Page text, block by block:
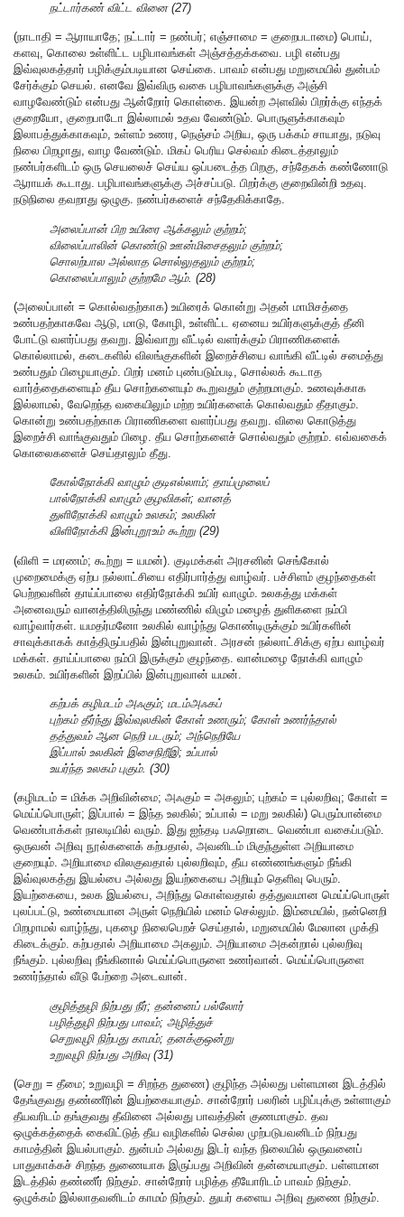
நட்டார்கண் விட்ட வினை (27)
(நாடாதி = ஆராயாதே; நட்டார் = நண்பர்; எஞ்சாமை = குறைபடாமை) பொய்,
களவு, கொலை உள்ளிட்ட பழிபாவங்கள் அஞ்சத்தக்கவை. பழி என்பது
இவ்வுலகத்தார் பழிக்கும்படியான செய்கை. பாவம் என்பது மறுமையில் துன்பம்
சேர்க்கும் செயல். எனவே இவ்விரு வகை பழிபாவங்களுக்கு அஞ்சி
வாழவேண்டும் என்பது ஆன்றோர் கொள்கை. இயன்ற அளவில் பிறர்க்கு எந்தக்
குறையோ, குறைபாடோ இல்லாமல் உதவ வேண்டும். பொருளுக்காகவும்
இலாபத்துக்காகவும், உள்ளம் உணர, நெஞ்சம் அறிய, ஒரு பக்கம் சாயாது, நடுவு
நிலை பிறழாது, வாழ வேண்டும். மிகப் பெரிய செல்வம் கிடைத்தாலும்
நண்பர்களிடம் ஒரு செயலைச் செய்ய ஒப்படைத்த பிறகு, சந்தேகக் கண்ணோடு
ஆராயக் கூடாது. பழிபாவங்களுக்கு அச்சப்படு. பிறர்க்கு குறைவின்றி உதவு.
நடுநிலை தவறாது ஒழுகு. நண்பர்களைச் சந்தேகிக்காதே.
அலைப்பான் பிற உயிரை ஆக்கலும் குற்றம்;
விலைப்பாலின் கொண்டு ஊன்மிசைதலும் குற்றம்;
சொலற்பால அல்லாத சொல்லுதலும் குற்றம்;
கொலைப்பாலும் குற்றமே ஆம். (28)
(அலைப்பான் = கொல்வதற்காக) உயிரைக் கொன்று அதன் மாமிசத்தை
உண்பதற்காகவே ஆடு, மாடு, கோழி, உள்ளிட்ட ஏனைய உயிர்களுக்குத் தீனி
போட்டு வளர்ப்பது தவறு. இவ்வாறு வீட்டில் வளர்க்கும் பிராணிகளைக்
கொல்லாமல், கடைகளில் விலங்குகளின் இறைச்சியை வாங்கி வீட்டில் சமைத்து
உண்பதும் பிழையாகும். பிறர் மனம் புண்படும்படி, சொல்லக் கூடாத
வார்த்தைகளையும் தீய சொற்களையும் கூறுவதும் குற்றமாகும். உணவுக்காக
இல்லாமல், வேறெந்த வகையிலும் மற்ற உயிர்களைக் கொல்வதும் தீதாகும்.
கொன்று உண்பதற்காக பிராணிகளை வளர்ப்பது தவறு. விலை கொடுத்து
இறைச்சி வாங்குவதும் பிழை. தீய சொற்களைச் சொல்வதும் குற்றம். எவ்வகைக்
கொலைகளைச் செய்தாலும் தீது.
கோல்நோக்கி வாழும் குடிஎல்லாம்; தாய்முலைப்
பால்நோக்கி வாழும் குழவிகள்; வானத்
துளிநோக்கி வாழும் உலகம்; உலகின்
விளிநோக்கி இன்புறூஉம் கூற்று (29)
(விளி = மரணம்; கூற்று = யமன்). குடிமக்கள் அரசனின் செங்கோல்
முறைமைக்கு ஏற்ப நல்லாட்சியை எதிர்பார்த்து வாழ்வர். பச்சிளம் குழந்தைகள்
பெற்றவளின் தாய்ப்பாலை எதிர்நோக்கி உயிர் வாழும். உலகத்து மக்கள்
அனைவரும் வானத்திலிருந்து மண்ணில் விழும் மழைத் துளிகளை நம்பி
வாழ்வார்கள். யமதர்மனோ உலகில் வாழ்ந்து கொண்டிருக்கும் உயிர்களின்
சாவுக்காகக் காத்திருப்பதில் இன்புறுவான். அரசன் நல்லாட்சிக்கு ஏற்ப வாழ்வர்
மக்கள். தாய்ப்பாலை நம்பி இருக்கும் குழந்தை. வான்மழை நோக்கி வாழும்
உலகம். உயிர்களின் இறப்பில் இன்புறுவான் யமன்.
கற்பக் கழிமடம் அஃகும்; மடம்அஃகப்
புற்கம் தீர்ந்து இவ்வுலகின் கோள் உணரும்; கோள் உணர்ந்தால்
தத்துவம் ஆன நெறி படரும்; அந்நெறியே
இப்பால் உலகின் இசைநிறீஇ; உப்பால்
உயர்ந்த உலகம் புகும். (30)
(கழிமடம் = மிக்க அறிவின்மை; அஃகும் = அகலும்; புற்கம் = புல்லறிவு; கோள் =
மெய்ப்பொருள்; இப்பால் = இந்த உலகில்; உப்பால் = மறு உலகில்) பெரும்பான்மை
வெண்பாக்கள் நாலடியில் வரும். இது ஐந்தடி பஃறொடை வெண்பா வகைப்படும்.
ஒருவன் அறிவு நூல்களைக் கற்பதால், அவனிடம் மிகுந்துள்ள அறியாமை
குறையும். அறியாமை விலகுவதால் புல்லறிவும், தீய எண்ணங்களும் நீங்கி
இவ்வுலகத்து இயல்பை அல்லது இயற்கையை அறியும் தெளிவு பெரும்.
இயற்கையை, உலக இயல்பை, அறிந்து கொள்வதால் தத்துவமான மெய்ப்பொருள்
புலப்பட்டு, உண்மையான அருள் நெறியில் மனம் செல்லும். இம்மையில், நன்னெறி
பிறழாமல் வாழ்ந்து, புகழை நிலைபெறச் செய்தால், மறுமையில் மேலான முக்தி
கிடைக்கும். கற்பதால் அறியாமை அகலும். அறியாமை அகன்றால் புல்லறிவு
நீங்கும். புல்லறிவு நீங்கினால் மெய்ப்பொருளை உணர்வான். மெய்ப்பொருளை
உணர்ந்தால் வீடு பேற்றை அடைவான்.
குழித்துழி நிற்பது நீர்; தன்னைப் பல்லோர்
பழித்துழி நிற்பது பாவம்; அழித்துச்
செறுவுழி நிற்பது காமம்; தனக்குஒன்று
உறுவுழி நிற்பது அறிவு (31)
(செறு = தீமை; உறுவழி = சிறந்த துணை) குழிந்த அல்லது பள்ளமான இடத்தில்
தேங்குவது தண்ணீரின் இயற்கையாகும். சான்றோர் பலரின் பழிப்புக்கு உள்ளாகும்
தீயவரிடம் தங்குவது தீவினை அல்லது பாவத்தின் குணமாகும். தவ
ஒழுக்கத்தைக் கைவிட்டுத் தீய வழிகளில் செல்ல முற்படுபவனிடம் நிற்பது
காமத்தின் இயல்பாகும். துன்பம் அல்லது இடர் வந்த நிலையில் ஒருவனைப்
பாதுகாக்கச் சிறந்த துணையாக இருப்பது அறிவின் தன்மையாகும். பள்ளமான
இடத்தில் தண்ணீர் நிற்கும். சான்றோர் பழித்த தீயோரிடம் பாவம் நிற்கும்.
ஒழுக்கம் இல்லாதவனிடம் காமம் நிற்கும். துயர் களைய அறிவு துணை நிற்கும்.